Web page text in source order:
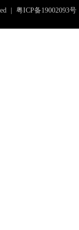
| 粤ICP备19002093号